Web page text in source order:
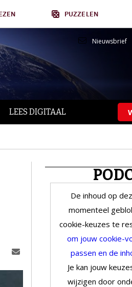
PUZZELEN
Nieuwsbrief
LEES DIGITAAL
De inhoud op
momenteel
cookie-keuzes te
om jouw cookie-
passen en de
Je kan jouw
wijzigen door